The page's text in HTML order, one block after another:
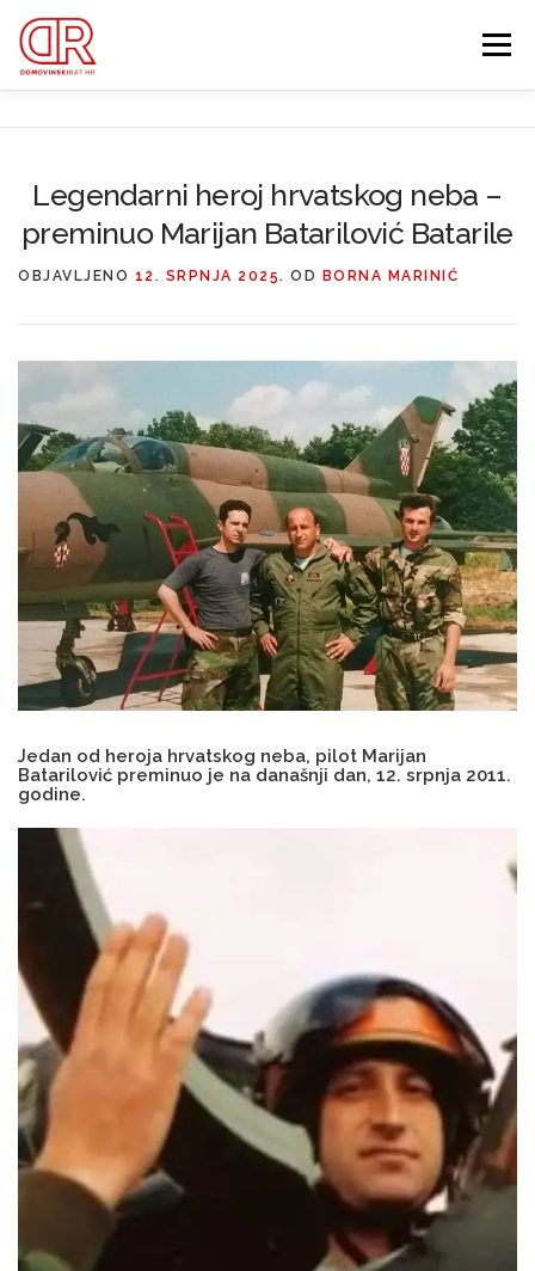
sadržaj
Izbornik
IZDVOJENE KATEGORIJE O MENI MEMBERSHIP
Legendarni heroj hrvatskog neba –
preminuo Marijan Batarilović Batarile
OBJAVLJENO 12. SRPNJA 2025. OD BORNA MARINIĆ
Jedan od heroja hrvatskog neba, pilot Marijan
Batarilović preminuo je na današnji dan, 12. srpnja 2011.
godine.